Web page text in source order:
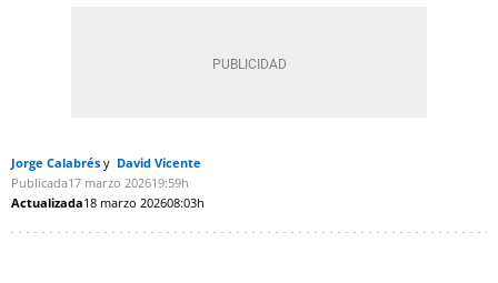
Jorge Calabrés
David Vicente
Publicada17 marzo 202619:59h
Actualizada18 marzo 202608:03h